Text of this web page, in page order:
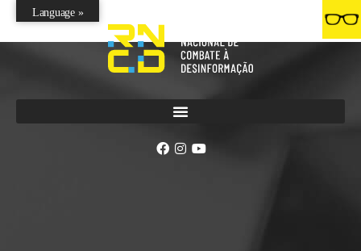
Language »